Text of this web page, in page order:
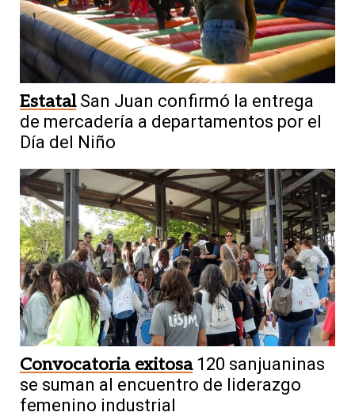
Estatal San Juan confirmó la entrega
de mercadería a departamentos por el
Día del Niño
Convocatoria exitosa 120 sanjuaninas
se suman al encuentro de liderazgo
femenino industrial